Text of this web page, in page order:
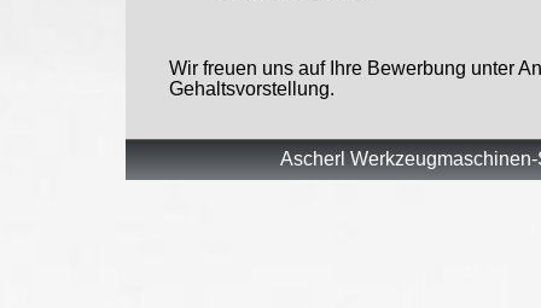
Wir freuen uns auf Ihre Bewerbung unter
Gehaltsvorstellung.
Ascherl